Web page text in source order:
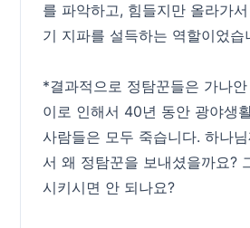
를 파악하고, 힘들지만 올라가
기 지파를 설득하는 역할이었습
*결과적으로 정탐꾼들은 가나
이로 인해서 40년 동안 광야생
사람들은 모두 죽습니다. 하나
서 왜 정탐꾼을 보내셨을까요?
시키시면 안 되나요?